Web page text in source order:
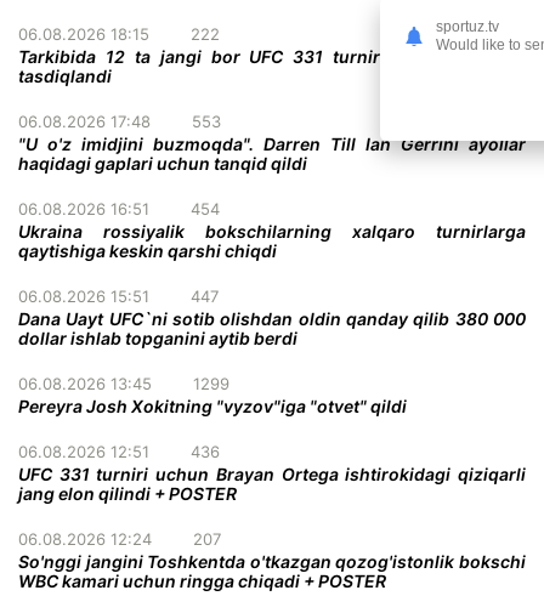
06.08.2026 18:15 222
Tarkibida 12 ta jangi bor UFC 331 turnirining to'liq kardi
tasdiqlandi
06.08.2026 17:48 553
"U o'z imidjini buzmoqda". Darren Till Ian Gerrini ayollar
haqidagi gaplari uchun tanqid qildi
06.08.2026 16:51 454
Ukraina rossiyalik bokschilarning xalqaro turnirlarga
qaytishiga keskin qarshi chiqdi
06.08.2026 15:51 447
Dana Uayt UFC`ni sotib olishdan oldin qanday qilib 380 000
dollar ishlab topganini aytib berdi
06.08.2026 13:45 1299
Pereyra Josh Xokitning "vyzov"iga "otvet" qildi
06.08.2026 12:51 436
UFC 331 turniri uchun Brayan Ortega ishtirokidagi qiziqarli
jang elon qilindi + POSTER
06.08.2026 12:24 207
So'nggi jangini Toshkentda o'tkazgan qozog'istonlik bokschi
WBC kamari uchun ringga chiqadi + POSTER
sportuz.tv
Would like to